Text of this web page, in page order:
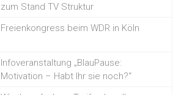
zum Stand TV Struktur
Freienkongress beim WDR in Köln
Infoveranstaltung „BlauPause:
Motivation – Habt Ihr sie noch?“